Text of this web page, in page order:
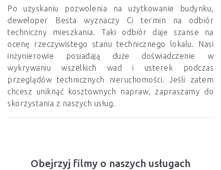
Po uzyskaniu pozwolenia na użytkowanie budynku,
deweloper Besta wyznaczy Ci termin na odbiór
techniczny mieszkania. Taki odbiór daje szanse na
ocenę rzeczywistego stanu technicznego lokalu. Nasi
inżynierowie posiadają duże doświadczenie w
wykrywaniu wszelkich wad i usterek podczas
przeglądów technicznych nieruchomości. Jeśli zatem
chcesz uniknąć kosztownych napraw, zapraszamy do
skorzystania z naszych usług.
Obejrzyj filmy o naszych usługach